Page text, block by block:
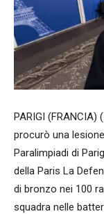
PARIGI (FRANCIA)
procurò una
Paralimpiadi di
della Paris La
di bronzo nei 100
squadra nelle